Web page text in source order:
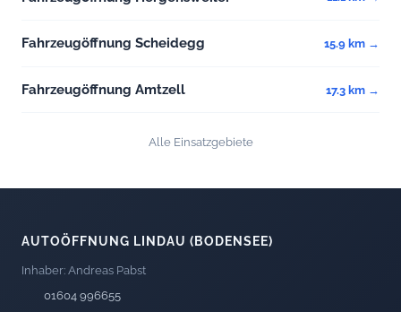
Fahrzeugöffnung Scheidegg 15.9 km →
Fahrzeugöffnung Amtzell 17.3 km →
Alle Einsatzgebiete
AUTOÖFFNUNG LINDAU (BODENSEE)
Inhaber: Andreas Pabst
01604 996655